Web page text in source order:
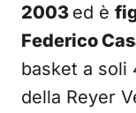
2003 ed è
Federico
basket a soli
della Reyer